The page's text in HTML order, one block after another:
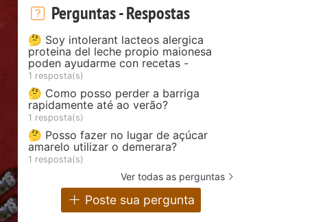
Perguntas - Respostas
🤔 Soy intolerant lacteos alergica
proteina del leche propio maionesa
poden ayudarme con recetas -
1 resposta(s)
🤔 Como posso perder a barriga
rapidamente até ao verão?
1 resposta(s)
🤔 Posso fazer no lugar de açúcar
amarelo utilizar o demerara?
1 resposta(s)
Ver todas as perguntas
Poste sua pergunta